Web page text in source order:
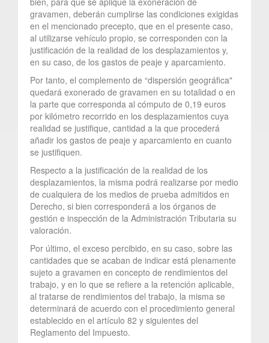
gravamen, deberán cumplirse las condiciones exigidas
en el mencionado precepto, que en el presente caso,
al utilizarse vehículo propio, se corresponden con la
justificación de la realidad de los desplazamientos y,
en su caso, de los gastos de peaje y aparcamiento.
Por tanto, el complemento de “dispersión geográfica"
quedará exonerado de gravamen en su totalidad o en
la parte que corresponda al cómputo de 0,19 euros
por kilómetro recorrido en los desplazamientos cuya
realidad se justifique, cantidad a la que procederá
añadir los gastos de peaje y aparcamiento en cuanto
se justifiquen.
Respecto a la justificación de la realidad de los
desplazamientos, la misma podrá realizarse por medio
de cualquiera de los medios de prueba admitidos en
Derecho, si bien corresponderá a los órganos de
gestión e inspección de la Administración Tributaria su
valoración.
Por último, el exceso percibido, en su caso, sobre las
cantidades que se acaban de indicar está plenamente
sujeto a gravamen en concepto de rendimientos del
trabajo, y en lo que se refiere a la retención aplicable,
al tratarse de rendimientos del trabajo, la misma se
determinará de acuerdo con el procedimiento general
establecido en el artículo 82 y siguientes del
Reglamento del Impuesto.